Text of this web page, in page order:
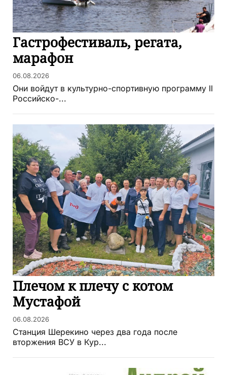
Гастрофестиваль, регата,
марафон
06.08.2026
Они войдут в культурно-спортивную программу II
Российско-...
Плечом к плечу с котом
Мустафой
06.08.2026
Станция Шерекино через два года после
вторжения ВСУ в Кур...